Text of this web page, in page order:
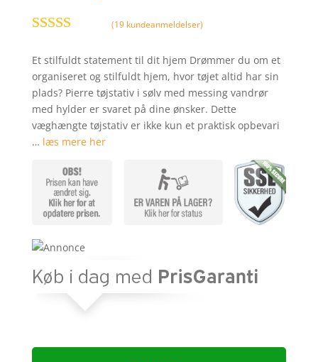
som4.1
ud af 5
baseret på
kundebedø
mmelser
(19kundeanmeldelser)
Et stilfuldt statement til dit hjem Drømmer du om et
organiseret og stilfuldt hjem, hvor tøjet altid har sin
plads? Pierre tøjstativ i sølv med messing vandrør
med hylder er svaret på dine ønsker. Dette
væghængte tøjstativ er ikke kun et praktisk opbevari
… læs mere her